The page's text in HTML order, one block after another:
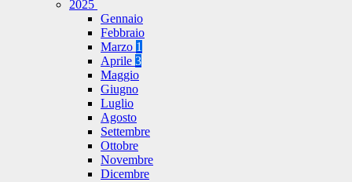
2025
Gennaio
Febbraio
Marzo 1
Aprile 3
Maggio
Giugno
Luglio
Agosto
Settembre
Ottobre
Novembre
Dicembre